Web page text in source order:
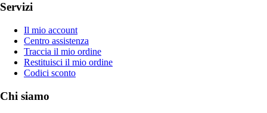
Servizi
Il mio account
Centro assistenza
Traccia il mio ordine
Restituisci il mio ordine
Codici sconto
Chi siamo